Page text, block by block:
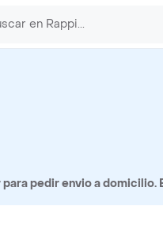
pedir envio a